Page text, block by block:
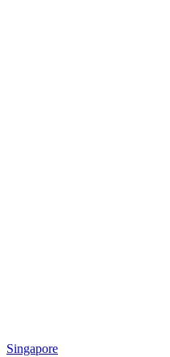
Singapore